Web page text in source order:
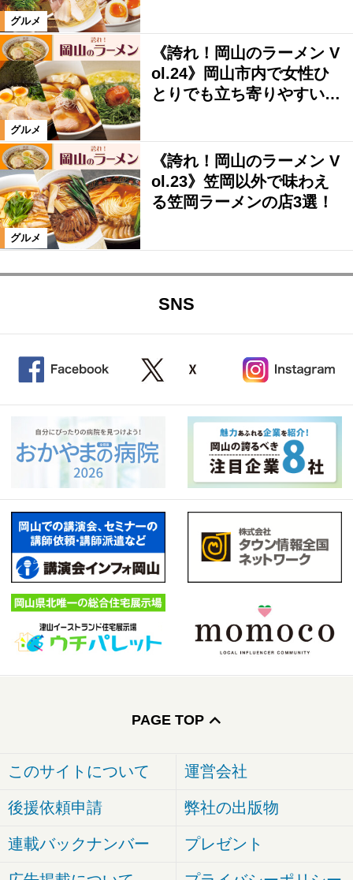
グルメ
グルメ
《誇れ！岡山のラーメン V
ol.24》岡山市内で女性ひ
とりでも立ち寄りやすい…
グルメ
《誇れ！岡山のラーメン V
ol.23》笠岡以外で味わえ
る笠岡ラーメンの店3選！
SNS
PAGE TOP
このサイトについて 運営会社
後援依頼申請 弊社の出版物
連載バックナンバー プレゼント